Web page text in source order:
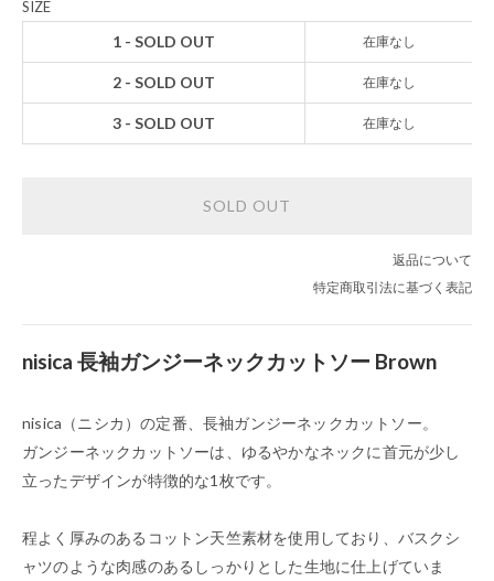
SIZE
1 - SOLD OUT 在庫なし
2 - SOLD OUT 在庫なし
3 - SOLD OUT 在庫なし
SOLD OUT
返品について
特定商取引法に基づく表記
nisica 長袖ガンジーネックカットソー Brown
nisica（ニシカ）の定番、長袖ガンジーネックカットソー。
ガンジーネックカットソーは、ゆるやかなネックに首元が少し
立ったデザインが特徴的な1枚です。
程よく厚みのあるコットン天竺素材を使用しており、バスクシ
ャツのような肉感のあるしっかりとした生地に仕上げていま